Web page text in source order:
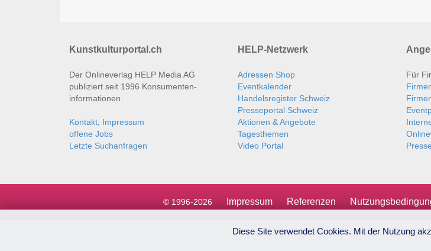
Kunstkulturportal.ch
Der Onlineverlag HELP Media AG
publiziert seit 1996 Konsumenten­
informationen.
Kontakt, Impressum
offene Jobs
Letzte Suchanfragen
HELP-Netzwerk
Adressen Shop
Eventkalender
Handelsregister Schweiz
Presseportal Schweiz
Aktionen & Angebote
Tagesthemen
Video Portal
Für
© 1996-2026 Impressum Referenzen
Diese Site verwendet Cookies. Mit der Nutzung